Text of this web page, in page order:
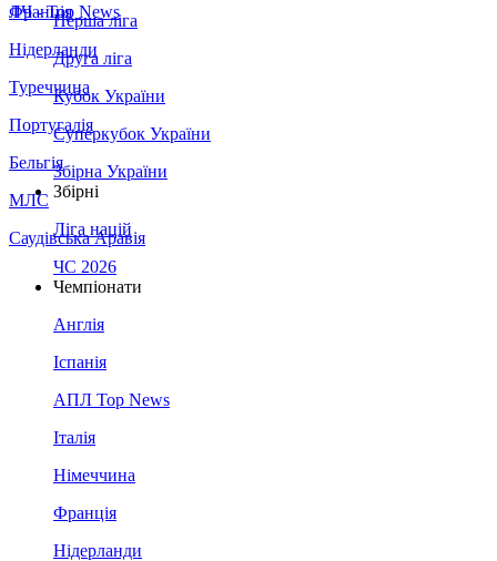
Франція
Нідерланди
Туреччина
Португалія
Бельгія
МЛС
Саудівська Аравія
ЛЧ - Top News
Перша ліга
Друга ліга
Кубок України
Суперкубок України
Збірна України
Збірні
Ліга націй
ЧС 2026
Чемпіонати
Англія
Іспанія
АПЛ Top News
Італія
Німеччина
Франція
Нідерланди